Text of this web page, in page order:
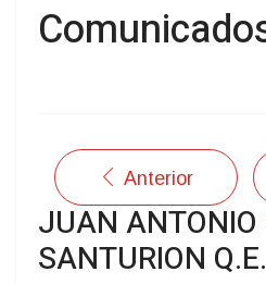
Anterior
JUAN ANTONIO
SANTURION